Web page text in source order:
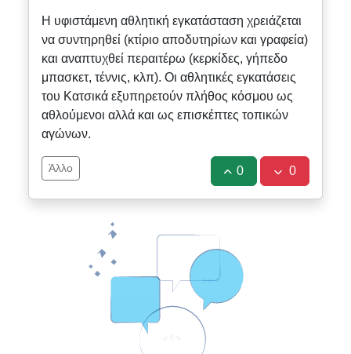
Η υφιστάμενη αθλητική εγκατάσταση χρειάζεται
να συντηρηθεί (κτίριο αποδυτηρίων και γραφεία)
και αναπτυχθεί περαιτέρω (κερκίδες, γήπεδο
μπασκετ, τέννις, κλπ). Οι αθλητικές εγκατάσεις
του Κατσικά εξυπηρετούν πλήθος κόσμου ως
αθλούμενοι αλλά και ως επισκέπτες τοπικών
αγώνων.
Άλλο 0 0